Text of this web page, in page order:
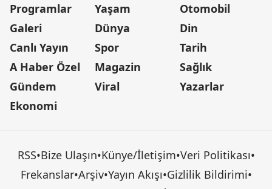
Programlar
Galeri
Canlı Yayın
A Haber Özel
Gündem
Ekonomi
Yaşam
Dünya
Spor
Magazin
Viral
Otomobil
Din
Tarih
Sağlık
Yazarlar
RSS•Bize Ulaşın•Künye/İletişim•Veri Politikası•
Frekanslar•Arşiv•Yayın Akışı•Gizlilik Bildirimi•